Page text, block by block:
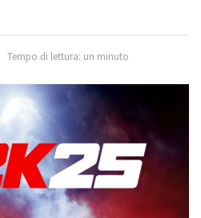
Tempo di lettura: un minuto